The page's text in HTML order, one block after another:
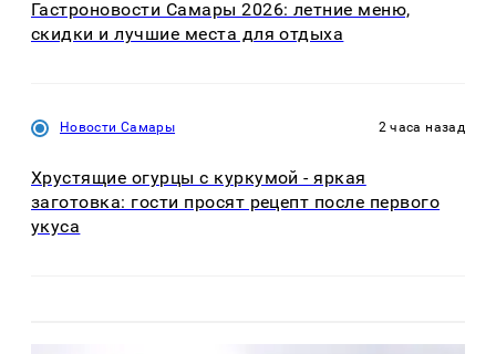
Гастроновости Самары 2026: летние меню,
скидки и лучшие места для отдыха
Новости Самары 2 часа назад
Хрустящие огурцы с куркумой - яркая
заготовка: гости просят рецепт после первого
укуса